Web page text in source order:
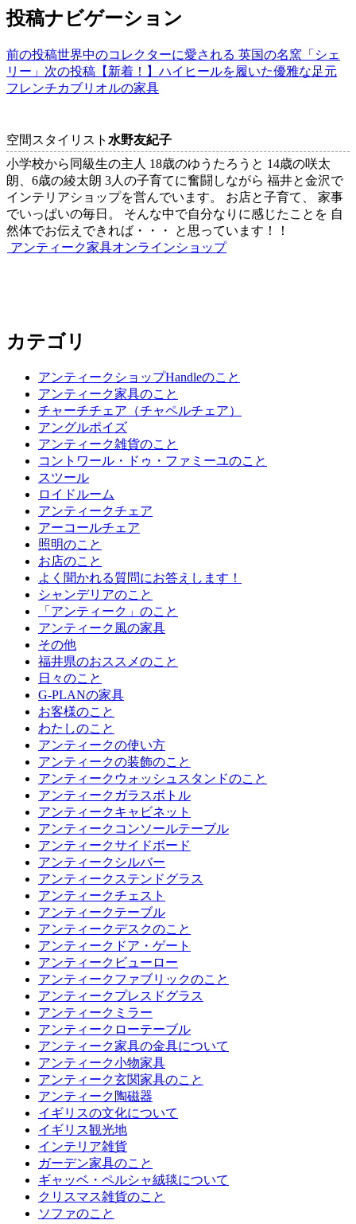
投稿ナビゲーション
前の投稿世界中のコレクターに愛される 英国の名窯「シェ
リー」 次の投稿 【新着！】ハイヒールを履いた優雅な足元
フレンチカブリオルの家具
空間スタイリスト 水野友紀子
小学校から同級生の主人 18歳のゆうたろうと 14歳の咲太
朗、6歳の綾太朗 3人の子育てに奮闘しながら 福井と金沢で
インテリアショップを営んでいます。 お店と子育て、 家事
でいっぱいの毎日。 そんな中で自分なりに感じたことを 自
然体でお伝えできれば・・・ と思っています！！
アンティーク家具オンラインショップ
カテゴリ
アンティークショップHandleのこと
アンティーク家具のこと
チャーチチェア（チャペルチェア）
アングルポイズ
アンティーク雑貨のこと
コントワール・ドゥ・ファミーユのこと
スツール
ロイドルーム
アンティークチェア
アーコールチェア
照明のこと
お店のこと
よく聞かれる質問にお答えします！
シャンデリアのこと
「アンティーク」のこと
アンティーク風の家具
その他
福井県のおススメのこと
日々のこと
G-PLANの家具
お客様のこと
わたしのこと
アンティークの使い方
アンティークの装飾のこと
アンティークウォッシュスタンドのこと
アンティークガラスボトル
アンティークキャビネット
アンティークコンソールテーブル
アンティークサイドボード
アンティークシルバー
アンティークステンドグラス
アンティークチェスト
アンティークテーブル
アンティークデスクのこと
アンティークドア・ゲート
アンティークビューロー
アンティークファブリックのこと
アンティークプレスドグラス
アンティークミラー
アンティークローテーブル
アンティーク家具の金具について
アンティーク小物家具
アンティーク玄関家具のこと
アンティーク陶磁器
イギリスの文化について
イギリス観光地
インテリア雑貨
ガーデン家具のこと
ギャッベ・ペルシャ絨毯について
クリスマス雑貨のこと
ソファのこと